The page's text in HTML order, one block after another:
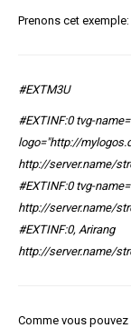
Prenons cet exemple:
#EXTM3U
#EXTINF:0 tvg-
logo="http://
http://server.name/
#EXTINF:0 tvg-
http://server.name/
#EXTINF:0, Arirang
http://server.name/
Comme vous